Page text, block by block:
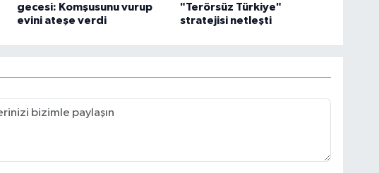
gecesi: Komşusunu vurup
evini ateşe verdi
"Terörsüz Türkiye"
stratejisi netleşti